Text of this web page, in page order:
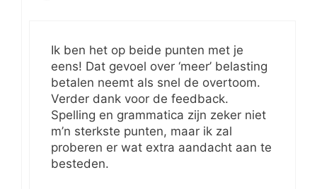
Ik ben het op beide punten met je
eens! Dat gevoel over ‘meer’ belasting
betalen neemt als snel de overtoom.
Verder dank voor de feedback.
Spelling en grammatica zijn zeker niet
m’n sterkste punten, maar ik zal
proberen er wat extra aandacht aan te
besteden.